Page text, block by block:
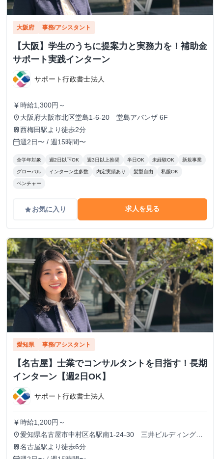
大阪府 事務/アシスタント
【大阪】学生のうちに提案力と実務力を！補助金
サポート実践インターン
サポート行政書士法人
currency_yen 時給1,300円～
place 大阪府大阪市北区堂島1-6-20 堂島アバンザ 6F
train西梅田駅より徒歩2分
calendar_today週2日〜 / 週15時間〜
全学年対象 週2日以下OK 週3日以上推奨 半日OK 未経験OK 新規事業
グローバル インターン生多数 内定実績あり 髪型自由 私服OK
ベンチャー
gradeお気に入り 求人を見る
愛知県 事務/アシスタント
【名古屋】士業でコンサルタントを目指す！長期
インターン【週2日OK】
サポート行政書士法人
currency_yen 時給1,200円～
place愛知県名古屋市中村区名駅南1-24-30 三井ビルディング本
館 18F
train名古屋駅より徒歩6分